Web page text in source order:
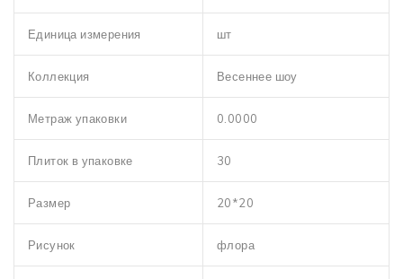
Единица измерения шт
Коллекция Весеннее шоу
Метраж упаковки 0.0000
Плиток в упаковке 30
Размер 20*20
Рисунок флора